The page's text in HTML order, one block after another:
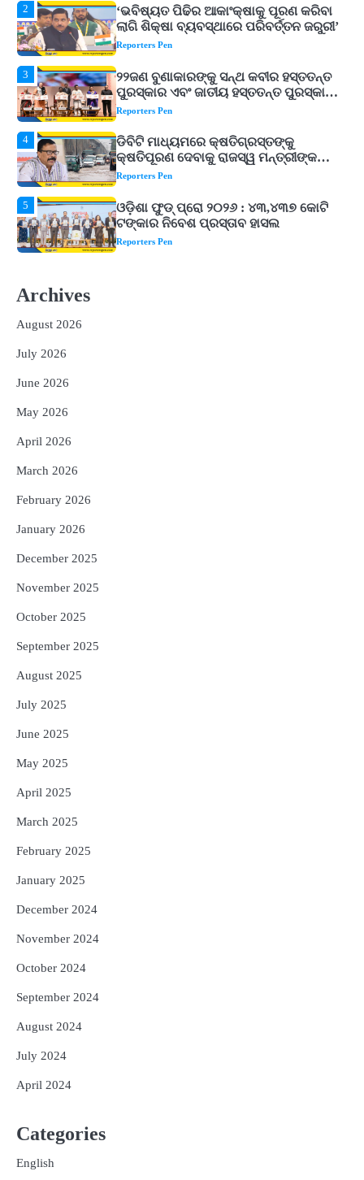
3
୨୨ଜଣ ବୁଣାକାରଙ୍କୁ ସନ୍ଥ କବୀର ହସ୍ତତନ୍ତ
ପୁରସ୍କାର ଏବଂ ଜାତୀୟ ହସ୍ତତନ୍ତ ପୁରସ୍କାର
ପ୍ରଦାନ, ଓଡ଼ିଶାରୁ ୨ ଜଣଙ୍କୁ ମିଳିଲା
Reporters Pen
4
ଡିବିଟି ମାଧ୍ୟମରେ କ୍ଷତିଗ୍ରସ୍ତଙ୍କୁ
କ୍ଷତିପୂରଣ ଦେବାକୁ ରାଜସ୍ୱ ମନ୍ତ୍ରୀଙ୍କ
ନିର୍ଦ୍ଦେଶ
Reporters Pen
5
ଓଡ଼ିଶା ଫୁଡ୍ ପ୍ରୋ ୨୦୨୬ : ୪୩,୪୩୭ କୋଟି
ଟଙ୍କାର ନିବେଶ ପ୍ରସ୍ତାବ ହାସଲ
Reporters Pen
1
ଘରର ବାସ୍ତୁଦୋଷ ଦୂର କରିବ ଲିଲି ଫୁଲ!
Reporters Pen
5
Archives
August 2026
July 2026
June 2026
May 2026
April 2026
March 2026
February 2026
January 2026
December 2025
November 2025
October 2025
September 2025
August 2025
July 2025
June 2025
May 2025
April 2025
March 2025
February 2025
January 2025
December 2024
November 2024
October 2024
September 2024
August 2024
July 2024
April 2024
Categories
English